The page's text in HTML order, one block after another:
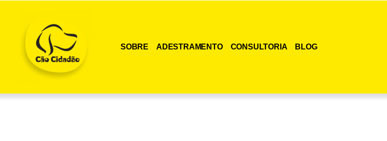
SOBRE ADESTRAMENTO CONSULTORIA BLOG